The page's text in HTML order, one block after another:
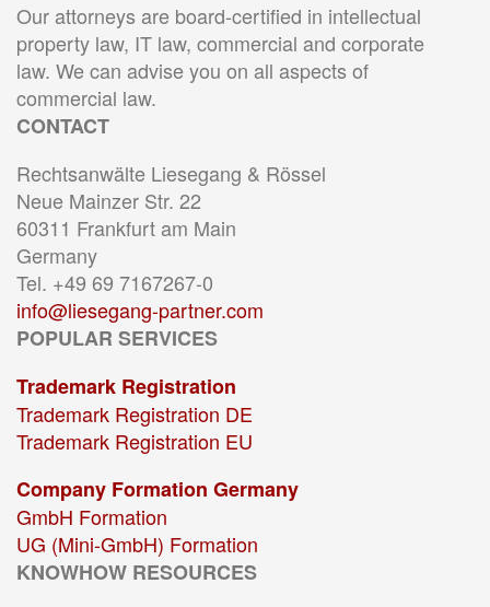
Our attorneys are board-certified in intellectual
property law, IT law, commercial and corporate
law. We can advise you on all aspects of
commercial law.
CONTACT
Rechtsanwälte Liesegang & Rössel
Neue Mainzer Str. 22
60311 Frankfurt am Main
Germany
Tel. +49 69 7167267-0
info@liesegang-partner.com
POPULAR SERVICES
Trademark Registration
Trademark Registration DE
Trademark Registration EU
Company Formation Germany
GmbH Formation
UG (Mini-GmbH) Formation
KNOWHOW RESOURCES